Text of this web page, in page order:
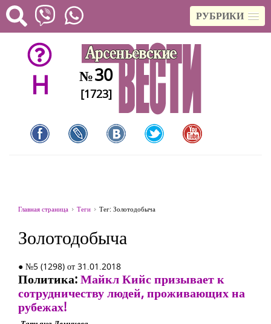
РУБРИКИ
H №30
[1723]
Главная страница Теги Тег: Золотодобыча
Золотодобыча
● №5 (1298) от 31.01.2018
Политика:Майкл Кийс призывает к
сотрудничеству людей, проживающих на
рубежах!